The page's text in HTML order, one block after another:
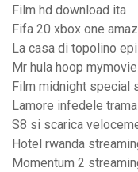
Film hd download ita
Fifa 20 xbox one
La casa di topolino
Mr hula hoop
Film midnight special
Lamore infedele
S8 si scarica
Hotel rwanda
Momentum 2